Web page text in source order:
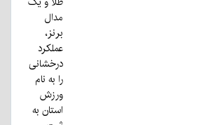
مدال
برنز،
عملکرد
درخشانی
را به نام
ورزش
استان به